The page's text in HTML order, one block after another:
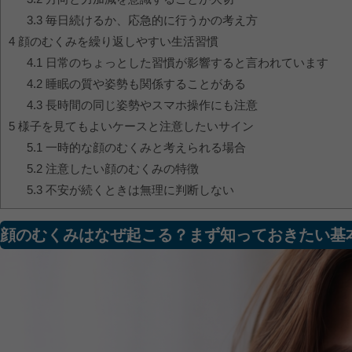
3.3毎日続けるか、応急的に行うかの考え方
4 顔のむくみを繰り返しやすい生活習慣
4.1 日常のちょっとした習慣が影響すると言われています
4.2睡眠の質や姿勢も関係することがある
4.3長時間の同じ姿勢やスマホ操作にも注意
5 様子を見てもよいケースと注意したいサイン
5.1 一時的な顔のむくみと考えられる場合
5.2注意したい顔のむくみの特徴
5.3不安が続くときは無理に判断しない
顔のむくみはなぜ起こる？まず知っておきたい基